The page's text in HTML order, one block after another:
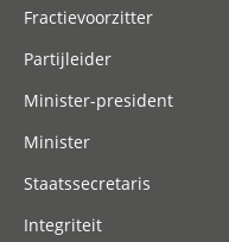
Fractievoorzitter
Partijleider
Minister-president
Minister
Staatssecretaris
Integriteit